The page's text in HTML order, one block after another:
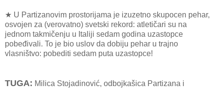
★ U Partizanovim prostorijama je izuzetno skupocen pehar,
osvojen za (verovatno) svetski rekord: atletičari su na
jednom takmičenju u Italiji sedam godina uzastopce
pobeđivali. To je bio uslov da dobiju pehar u trajno
vlasništvo: pobediti sedam puta uzastopce!
TUGA: Milica Stojadinović, odbojkašica Partizana i